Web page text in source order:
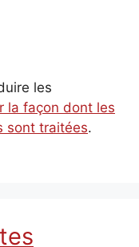
les
la façon dont les
sont traitées.